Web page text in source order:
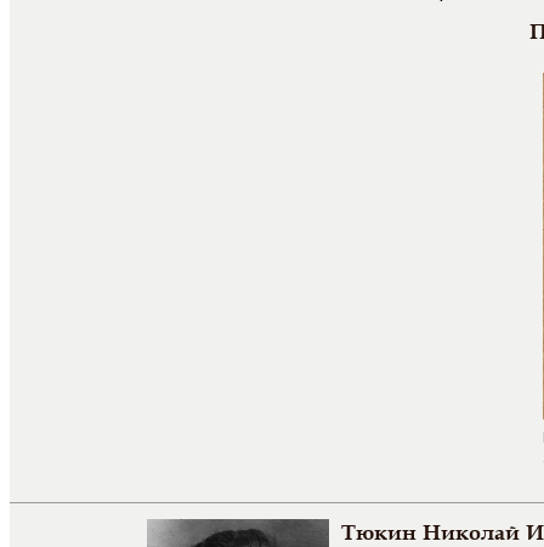
Тюкин Николай